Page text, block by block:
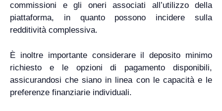
commissioni e gli oneri associati all’utilizzo della
piattaforma, in quanto possono incidere sulla
redditività complessiva.
È inoltre importante considerare il deposito minimo
richiesto e le opzioni di pagamento disponibili,
assicurandosi che siano in linea con le capacità e le
preferenze finanziarie individuali.